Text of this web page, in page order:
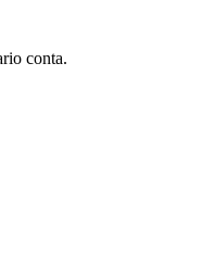
conta.